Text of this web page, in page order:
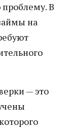
В
на
— это